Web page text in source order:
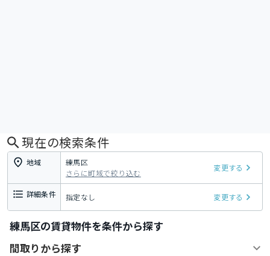
現在の検索条件
地域
練馬区
さらに町域で絞り込む
変更する
詳細条件 指定なし 変更する
練馬区の賃貸物件を条件から探す
間取りから探す